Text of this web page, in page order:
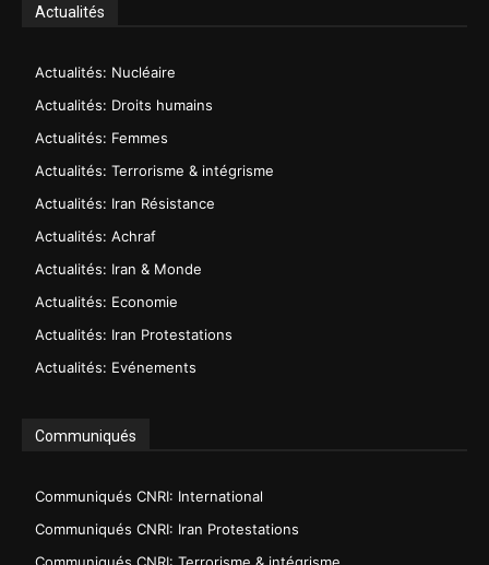
Actualités
Actualités: Nucléaire
Actualités: Droits humains
Actualités: Femmes
Actualités: Terrorisme & intégrisme
Actualités: Iran Résistance
Actualités: Achraf
Actualités: Iran & Monde
Actualités: Economie
Actualités: Iran Protestations
Actualités: Evénements
Communiqués
Communiqués CNRI: International
Communiqués CNRI: Iran Protestations